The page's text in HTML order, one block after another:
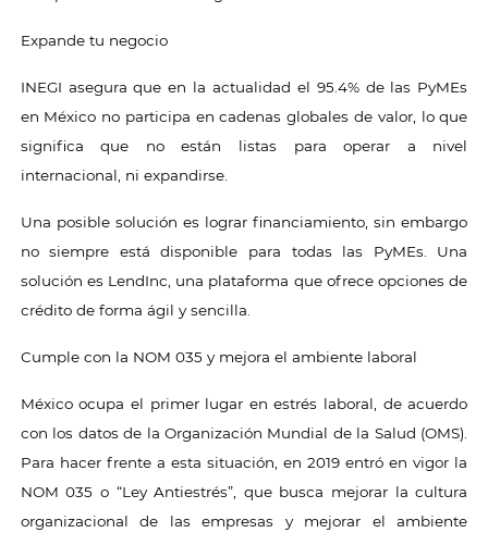
Expande tu negocio
INEGI asegura que en la actualidad el 95.4% de las PyMEs
en México no participa en cadenas globales de valor, lo que
significa que no están listas para operar a nivel
internacional, ni expandirse.
Una posible solución es lograr financiamiento, sin embargo
no siempre está disponible para todas las PyMEs. Una
solución es LendInc, una plataforma que ofrece opciones de
crédito de forma ágil y sencilla.
Cumple con la NOM 035 y mejora el ambiente laboral
México ocupa el primer lugar en estrés laboral, de acuerdo
con los datos de la Organización Mundial de la Salud (OMS).
Para hacer frente a esta situación, en 2019 entró en vigor la
NOM 035 o “Ley Antiestrés”, que busca mejorar la cultura
organizacional de las empresas y mejorar el ambiente